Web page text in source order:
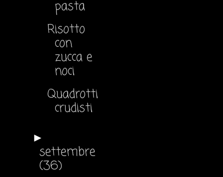
pasta
Risotto
con
zucca e
noci
Quadrotti
crudisti
►
settembre
(36)